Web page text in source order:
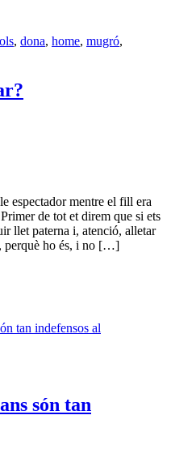
, dona, home, mugró,
espectador mentre el fill era
de tot et direm que si ets
llet paterna i, atenció, alletar
perquè ho és, i no […]
són tan